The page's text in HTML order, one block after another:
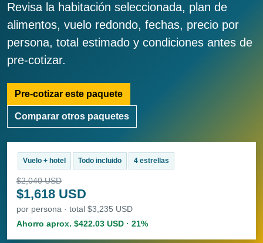
Revisa la habitación seleccionada, plan de
alimentos, vuelo redondo, fechas, precio por
persona, total estimado y condiciones antes de
pre-cotizar.
Pre-cotizar este paquete
Comparar otros paquetes
Vuelo + hotel Todo incluido 4 estrellas
$2,040 USD
$1,618 USD
por persona · total $3,235 USD
Ahorro aprox. $422.03 USD · 21%